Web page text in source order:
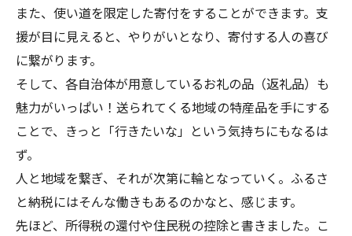
また、 使い道を限定した寄付をすることができます。支
援が目に見えると、やりがいとなり、寄付する人の喜び
に繋がります。
そして、 各自治体が用意しているお礼の品（返礼品） も
魅力がいっぱい！送られてくる地域の特産品を手にする
ことで、きっと「行きたいな」という気持ちにもなるは
ず。
人と地域を繋ぎ、それが次第に輪となっていく。ふるさ
と納税にはそんな働きもあるのかなと、感じます。
先ほど、所得税の還付や住民税の控除と書きました。こ